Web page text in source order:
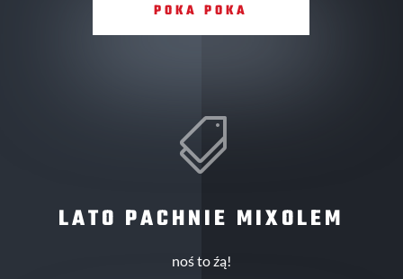
POKA POKA

LATO PACHNIE MIXOLEM
noś to źą!